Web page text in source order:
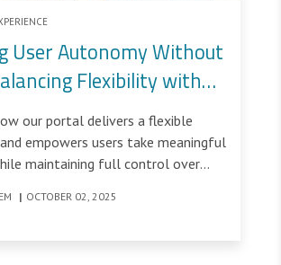
User Autonomy Without
Flexibility with
our portal delivers a flexible
empowers users take meaningful
maintaining full control over
| OCTOBER 02, 2025